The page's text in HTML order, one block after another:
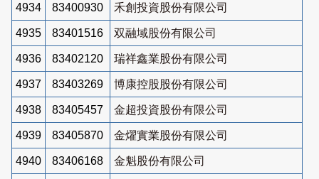
4934 83400930 禾創投資股份有限公司
4935 83401516 双融域股份有限公司
4936 83402120 瑞祥鑫業股份有限公司
4937 83403269 博康控股股份有限公司
4938 83405457 金超投資股份有限公司
4939 83405870 金燿實業股份有限公司
4940 83406168 金魁股份有限公司